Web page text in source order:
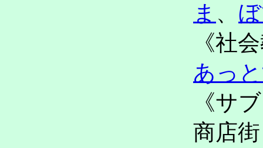
ま 、
《社
あっ
《サ
商店